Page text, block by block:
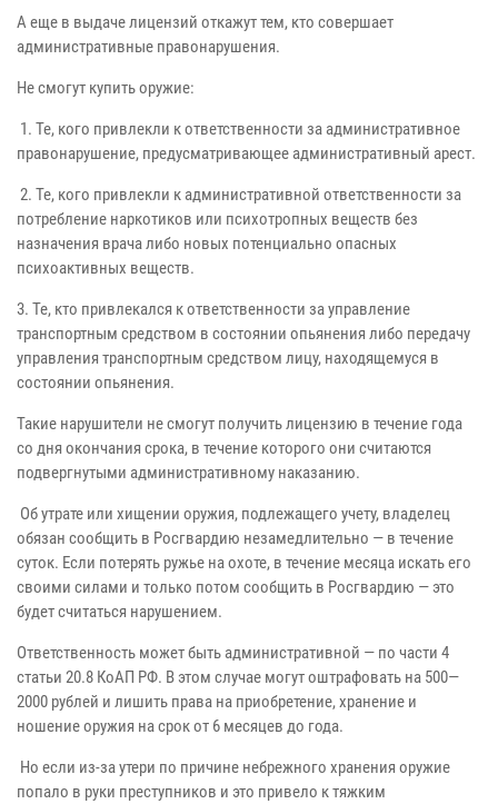
А еще в выдаче лицензий откажут тем, кто совершает
административные правонарушения.
Не смогут купить оружие:
1. Те, кого привлекли к ответственности за административное
правонарушение, предусматривающее административный арест.
2. Те, кого привлекли к административной ответственности за
потребление наркотиков или психотропных веществ без
назначения врача либо новых потенциально опасных
психоактивных веществ.
3. Те, кто привлекался к ответственности за управление
транспортным средством в состоянии опьянения либо передачу
управления транспортным средством лицу, находящемуся в
состоянии опьянения.
Такие нарушители не смогут получить лицензию в течение года
со дня окончания срока, в течение которого они считаются
подвергнутыми административному наказанию.
Об утрате или хищении оружия, подлежащего учету, владелец
обязан сообщить в Росгвардию незамедлительно — в течение
суток. Если потерять ружье на охоте, в течение месяца искать его
своими силами и только потом сообщить в Росгвардию — это
будет считаться нарушением.
Ответственность может быть административной — по части 4
статьи 20.8 КоАП РФ. В этом случае могут оштрафовать на 500—
2000 рублей и лишить права на приобретение, хранение и
ношение оружия на срок от 6 месяцев до года.
Но если из-за утери по причине небрежного хранения оружие
попало в руки преступников и это привело к тяжким